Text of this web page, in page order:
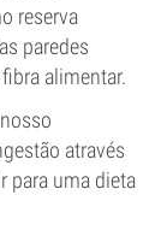
reserva
paredes
alimentar.
através
para uma dieta